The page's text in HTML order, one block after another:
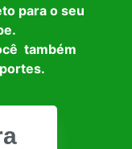
para o seu
também